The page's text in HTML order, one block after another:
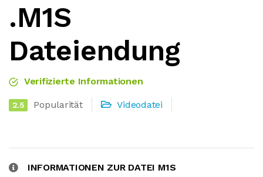
.M1S
Dateiendung
Verifizierte Informationen
2.5 Popularität Videodatei
INFORMATIONEN ZUR DATEI M1S